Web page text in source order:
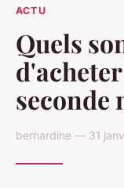
ACTU
Quels
seconde
bernardine — 31